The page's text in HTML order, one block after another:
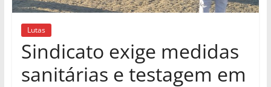
Lutas
Sindicato exige medidas
sanitárias e testagem em